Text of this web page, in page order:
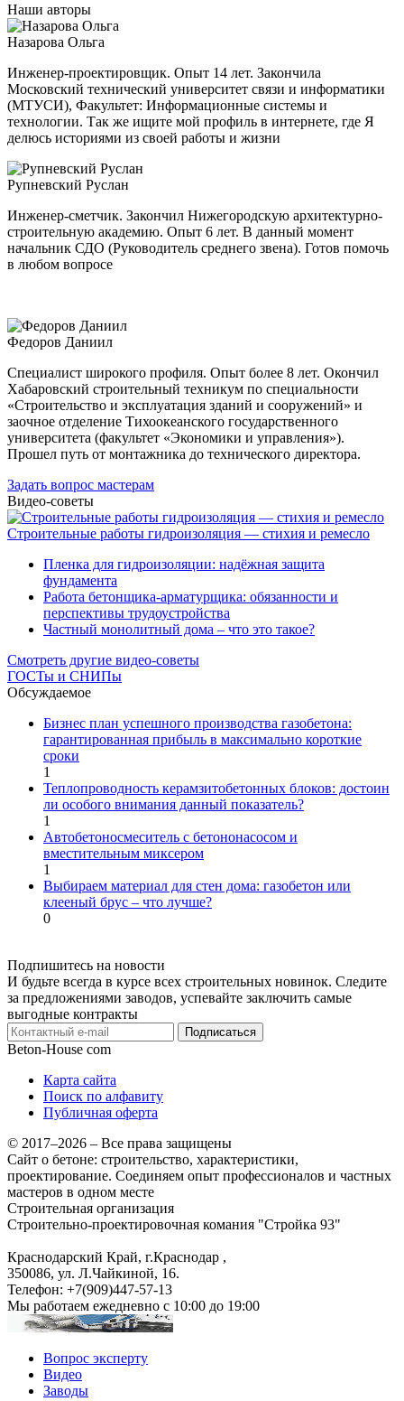
Наши авторы
Назарова Ольга
Инженер-проектировщик. Опыт 14 лет. Закончила
Московский технический университет связи и информатики
(МТУСИ), Факультет: Информационные системы и
технологии. Так же ищите мой профиль в интернете, где Я
делюсь историями из своей работы и жизни
Рупневский Руслан
Инженер-сметчик. Закончил Нижегородскую архитектурно-
строительную академию. Опыт 6 лет. В данный момент
начальник СДО (Руководитель среднего звена). Готов помочь
в любом вопросе
Федоров Даниил
Специалист широкого профиля. Опыт более 8 лет. Окончил
Хабаровский строительный техникум по специальности
«Строительство и эксплуатация зданий и сооружений» и
заочное отделение Тихоокеанского государственного
университета (факультет «Экономики и управления»).
Прошел путь от монтажника до технического директора.
Задать вопрос мастерам
Видео-советы
Строительные работы гидроизоляция — стихия и ремесло
Пленка для гидроизоляции: надёжная защита
фундамента
Работа бетонщика-арматурщика: обязанности и
перспективы трудоустройства
Частный монолитный дома – что это такое?
Смотреть другие видео-советы
ГОСТы и СНИПы
Обсуждаемое
Бизнес план успешного производства газобетона:
гарантированная прибыль в максимально короткие
сроки
1
Теплопроводность керамзитобетонных блоков: достоин
ли особого внимания данный показатель?
1
Автобетоносмеситель с бетононасосом и
вместительным миксером
1
Выбираем материал для стен дома: газобетон или
клееный брус – что лучше?
0
Подпишитесь на новости
И будьте всегда в курсе всех строительных новинок. Следите
за предложениями заводов, успевайте заключить самые
выгодные контракты
Подписаться
Beton-House com
Карта сайта
Поиск по алфавиту
Публичная оферта
© 2017–2026 – Все права защищены
Сайт о бетоне: строительство, характеристики,
проектирование. Соединяем опыт профессионалов и частных
мастеров в одном месте
Строительная организация
Строительно-проектировочная комания "Стройка 93"
Краснодарский Край, г.Краснодар ,
350086, ул. Л.Чайкиной, 16.
Телефон: +7(909)447-57-13
Мы работаем ежедневно с 10:00 до 19:00
Вопрос эксперту
Видео
Заводы